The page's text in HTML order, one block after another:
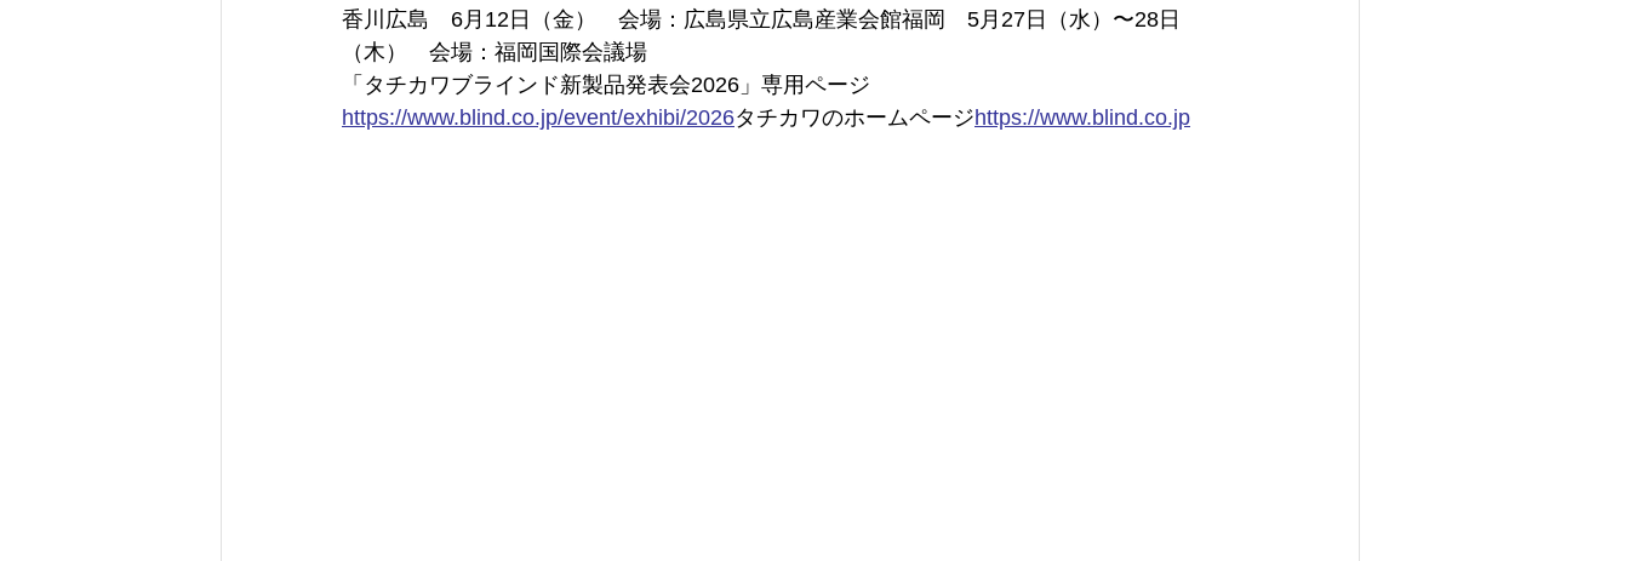
香川広島　6月12日（金）　会場：広島県立広島産業会館福岡　5月27日（水）〜28日
（木）　会場：福岡国際会議場
「タチカワブラインド新製品発表会2026」専用ページ
https://www.blind.co.jp/event/exhibi/2026タチカワのホームページhttps://www.blind.co.jp